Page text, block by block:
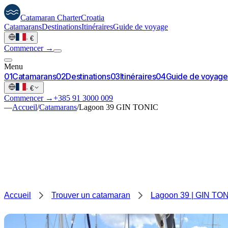
Catamaran CharterCroatia
CatamaransDestinationsItinérairesGuide de voyage
· €
Commencer →
Menu
01Catamarans02Destinations03Itinéraires04Guide de voyage
· €
Commencer →+385 91 3000 009
—Accueil/Catamarans/Lagoon 39 GIN TONIC
Accueil Trouver un catamaran Lagoon 39 | GIN